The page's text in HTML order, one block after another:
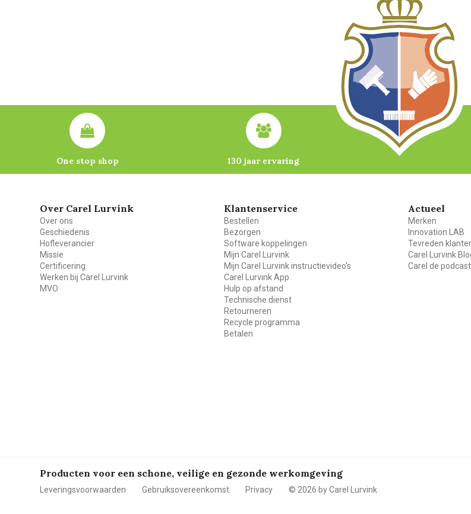
One stop shop 130 jaar ervaring
Over Carel Lurvink
Over ons
Geschiedenis
Hofleverancier
Missie
Certificering
Werken bij Carel Lurvink
MVO
Klantenservice
Bestellen
Bezorgen
Software koppelingen
Mijn Carel Lurvink
Mijn Carel Lurvink instructievideo's
Carel Lurvink App
Hulp op afstand
Technische dienst
Retourneren
Recycle programma
Betalen
Actueel
Merken
Innovation LAB
Tevreden
Carel Lurvink
Carel de podcast
Producten voor een schone, veilige en gezonde werkomgeving
Leveringsvoorwaarden Gebruiksovereenkomst Privacy © 2026 by Carel Lurvink